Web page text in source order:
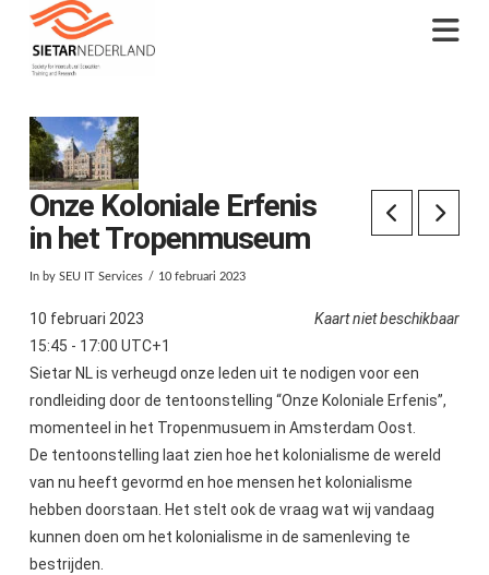
Onze Koloniale Erfenis
in het Tropenmuseum
In by SEU IT Services 10 februari 2023
Kaart niet beschikbaar
10 februari 2023
15:45 - 17:00 UTC+1
Sietar NL is verheugd onze leden uit te nodigen voor een
rondleiding door de tentoonstelling “Onze Koloniale Erfenis”,
momenteel in het Tropenmusuem in Amsterdam Oost.
De tentoonstelling laat zien hoe het kolonialisme de wereld
van nu heeft gevormd en hoe mensen het kolonialisme
hebben doorstaan. Het stelt ook de vraag wat wij vandaag
kunnen doen om het kolonialisme in de samenleving te
bestrijden.